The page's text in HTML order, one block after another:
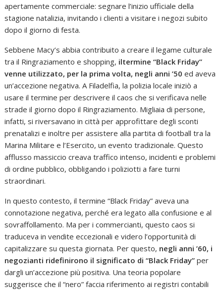
apertamente commerciale: segnare l’inizio ufficiale della
stagione natalizia, invitando i clienti a visitare i negozi subito
dopo il giorno di festa.
Sebbene Macy’s abbia contribuito a creare il legame culturale
tra il Ringraziamento e shopping, iltermine “Black Friday”
venne utilizzato, per la prima volta, negli anni ’50 ed aveva
un’accezione negativa. A Filadelfia, la polizia locale iniziò a
usare il termine per descrivere il caos che si verificava nelle
strade il giorno dopo il Ringraziamento. Migliaia di persone,
infatti, si riversavano in città per approfittare degli sconti
prenatalizi e inoltre per assistere alla partita di football tra la
Marina Militare e l’Esercito, un evento tradizionale. Questo
afflusso massiccio creava traffico intenso, incidenti e problemi
di ordine pubblico, obbligando i poliziotti a fare turni
straordinari.
In questo contesto, il termine “Black Friday” aveva una
connotazione negativa, perché era legato alla confusione e al
sovraffollamento. Ma per i commercianti, questo caos si
traduceva in vendite eccezionali e videro l’opportunità di
capitalizzare su questa giornata. Per questo, negli anni ’60, i
negozianti ridefinirono il significato di “Black Friday” per
dargli un’accezione più positiva. Una teoria popolare
suggerisce che il “nero” faccia riferimento ai registri contabili